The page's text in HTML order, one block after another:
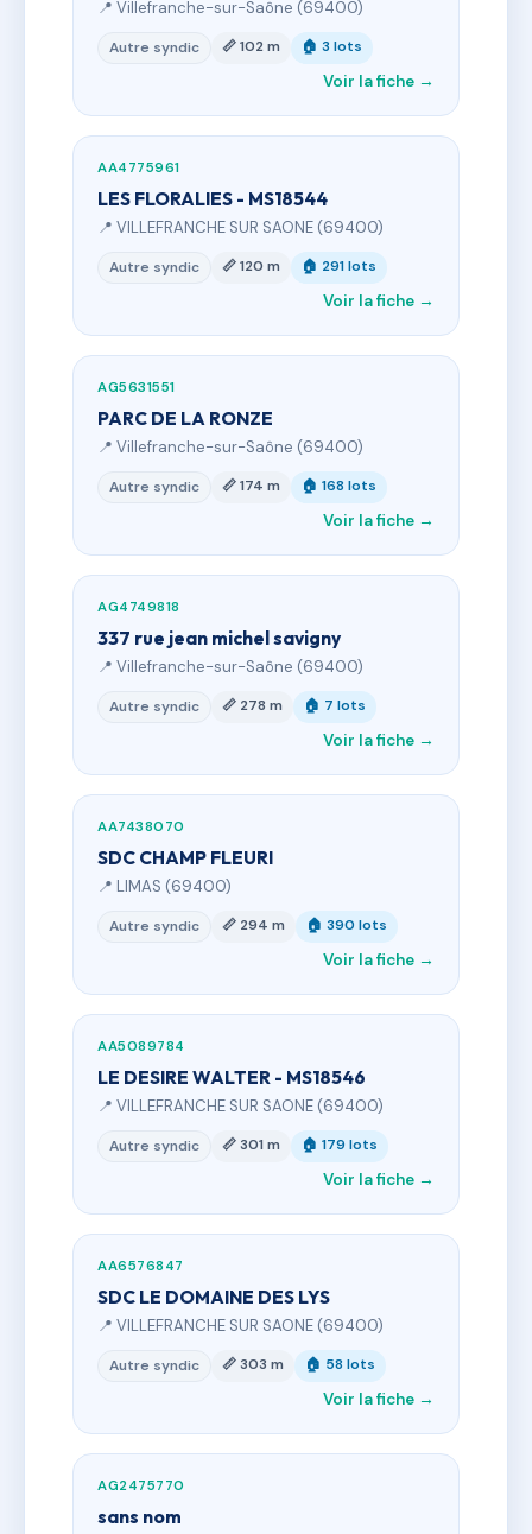
📍 Villefranche-sur-Saône (69400)
Autre syndic 📏 102 m 🏠 3 lots
Voir la fiche →
AA4775961
LES FLORALIES - MS18544
📍 VILLEFRANCHE SUR SAONE (69400)
Autre syndic 📏 120 m 🏠 291 lots
Voir la fiche →
AG5631551
PARC DE LA RONZE
📍 Villefranche-sur-Saône (69400)
Autre syndic 📏 174 m 🏠 168 lots
Voir la fiche →
AG4749818
337 rue jean michel savigny
📍 Villefranche-sur-Saône (69400)
Autre syndic 📏 278 m 🏠 7 lots
Voir la fiche →
AA7438070
SDC CHAMP FLEURI
📍 LIMAS (69400)
Autre syndic 📏 294 m 🏠 390 lots
Voir la fiche →
AA5089784
LE DESIRE WALTER - MS18546
📍 VILLEFRANCHE SUR SAONE (69400)
Autre syndic 📏 301 m 🏠 179 lots
Voir la fiche →
AA6576847
SDC LE DOMAINE DES LYS
📍 VILLEFRANCHE SUR SAONE (69400)
Autre syndic 📏 303 m 🏠 58 lots
Voir la fiche →
AG2475770
sans nom